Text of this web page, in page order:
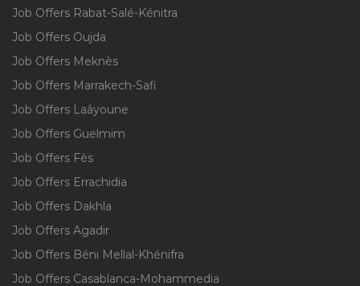
Job Offers Rabat-Salé-Kénitra
Job Offers Oujda
Job Offers Meknès
Job Offers Marrakech-Safi
Job Offers Laâyoune
Job Offers Guelmim
Job Offers Fès
Job Offers Errachidia
Job Offers Dakhla
Job Offers Agadir
Job Offers Béni Mellal-Khénifra
Job Offers Casablanca-Mohammedia